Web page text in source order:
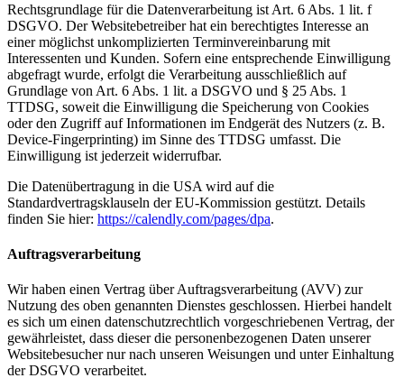
Rechtsgrundlage für die Datenverarbeitung ist Art. 6 Abs. 1 lit. f
DSGVO. Der Websitebetreiber hat ein berechtigtes Interesse an
einer möglichst unkomplizierten Terminvereinbarung mit
Interessenten und Kunden. Sofern eine entsprechende Einwilligung
abgefragt wurde, erfolgt die Verarbeitung ausschließlich auf
Grundlage von Art. 6 Abs. 1 lit. a DSGVO und § 25 Abs. 1
TTDSG, soweit die Einwilligung die Speicherung von Cookies
oder den Zugriff auf Informationen im Endgerät des Nutzers (z. B.
Device-Fingerprinting) im Sinne des TTDSG umfasst. Die
Einwilligung ist jederzeit widerrufbar.
Die Datenübertragung in die USA wird auf die
Standardvertragsklauseln der EU-Kommission gestützt. Details
finden Sie hier: https://calendly.com/pages/dpa.
Auftragsverarbeitung
Wir haben einen Vertrag über Auftragsverarbeitung (AVV) zur
Nutzung des oben genannten Dienstes geschlossen. Hierbei handelt
es sich um einen datenschutzrechtlich vorgeschriebenen Vertrag, der
gewährleistet, dass dieser die personenbezogenen Daten unserer
Websitebesucher nur nach unseren Weisungen und unter Einhaltung
der DSGVO verarbeitet.